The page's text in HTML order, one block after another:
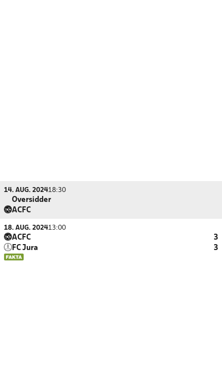
14. AUG. 202418:30
Oversidder
ACFC
18. AUG. 202413:00
ACFC
3
FC Jura
3